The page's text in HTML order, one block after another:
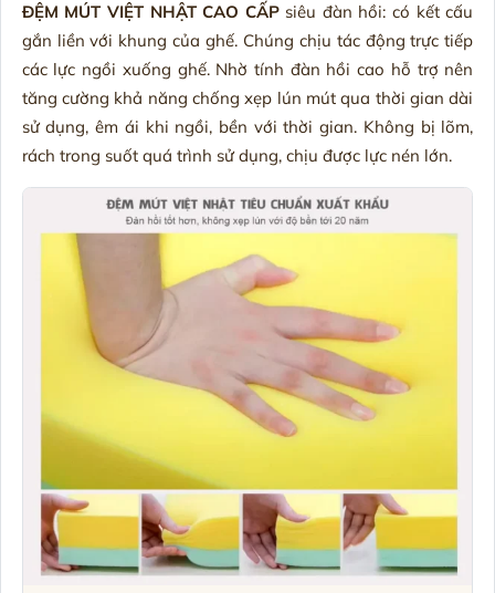
ĐỆM MÚT VIỆT NHẬT CAO CẤPsiêu đàn hồi: có kết cấu
gắn liền với khung của ghế. Chúng chịu tác động trực tiếp
các lực ngồi xuống ghế. Nhờ tính đàn hồi cao hỗ trợ nên
tăng cường khả năng chống xẹp lún mút qua thời gian dài
sử dụng, êm ái khi ngồi, bền với thời gian. Không bị lõm,
rách trong suốt quá trình sử dụng, chịu được lực nén lớn.